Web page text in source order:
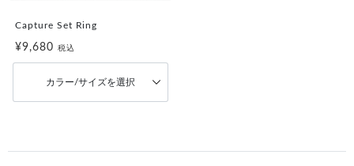
Capture Set Ring
¥9,680 税込
カラー/サイズを選択